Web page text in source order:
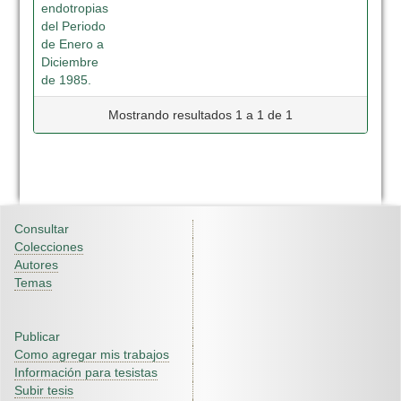
endotropias
del Periodo
de Enero a
Diciembre
de 1985.
Mostrando resultados 1 a 1 de 1
Consultar
Colecciones
Autores
Temas
Publicar
Como agregar mis trabajos
Información para tesistas
Subir tesis